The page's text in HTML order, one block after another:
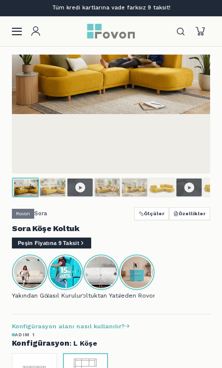
Lansmana özel %12 indirim + ilk siparişe %10
Rovon Sora Ölçüler Özellikler
Sora Köşe Koltuk
Peşin Fiyatına 9 Taksit
Yakından Gör...Nasıl Kurulur?Koltuktan Yatağa..Neden Rovon?
Konfigürasyon alanı nasıl kullanılır?
ADIM 1
Konfigürasyon: L Köşe